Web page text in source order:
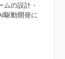
ムの設計・
駆動開発に